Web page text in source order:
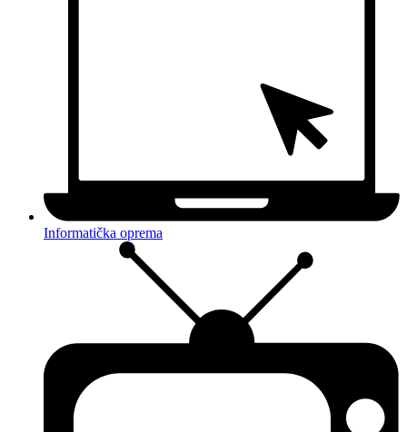
Informatička oprema